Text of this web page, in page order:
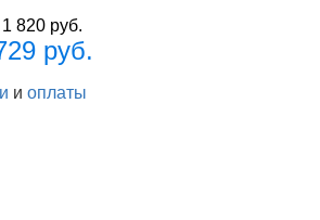
1 820 руб.
руб.
иоплаты